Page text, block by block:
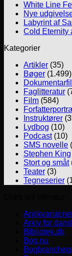
White Line
Nye
Labyrint af
Cold Eternity
Kategorier
Artikler (35)
Bøger (1.499)
Faglitteratur
Film (584)
Instruktører
Lydbog (10)
Podcast(10)
SMS novelle
Stephen King
Stort og småt
Teater (3)
Tegneserier
Arkiv for
Bibliotek.dk
Bog.nu